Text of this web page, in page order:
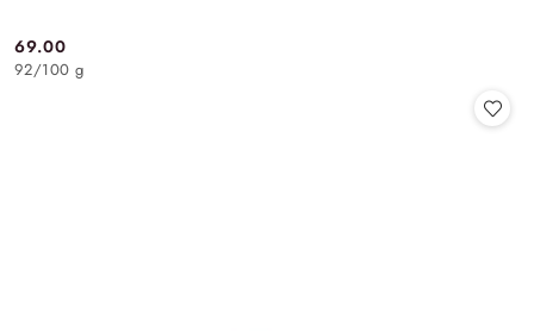
Cena:
69.00
92/100 g